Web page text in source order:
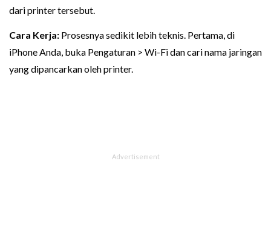
dari printer tersebut.
Cara Kerja: Prosesnya sedikit lebih teknis. Pertama, di
iPhone Anda, buka Pengaturan > Wi-Fi dan cari nama jaringan
yang dipancarkan oleh printer.